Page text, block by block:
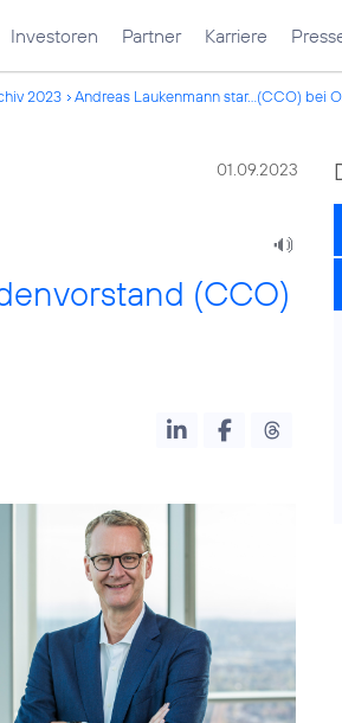
Investoren Partner Karriere
2023 Andreas Laukenmann star...(CCO) bei O
01.09.2023
(CCO)